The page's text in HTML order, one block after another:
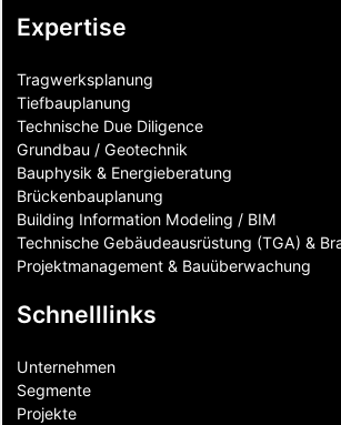
Expertise
Tragwerksplanung
Tiefbauplanung
Technische Due Diligence
Grundbau / Geotechnik
Bauphysik & Energieberatung
Brückenbauplanung
Building Information Modeling / BIM
Technische Gebäudeausrüstung (TGA) &
Projektmanagement & Bauüberwachung
Schnelllinks
Unternehmen
Segmente
Projekte